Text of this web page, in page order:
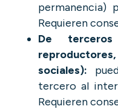
permanencia)
Requieren
De
sociales):
tercero al
Requieren